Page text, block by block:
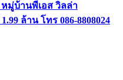
มู่บ้านพีเอส วิลล่า
ล้าน โทร 086-8808024